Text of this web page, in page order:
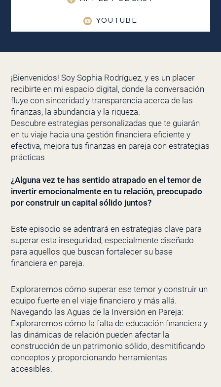
YOUTUBE
¡Bienvenidos! Soy Sophia Rodríguez, y es un placer
recibirte en mi espacio digital, donde la conversación
fluye con sinceridad y transparencia acerca de las
finanzas, la abundancia y la riqueza.
Descubre estrategias personalizadas que te guiarán
en tu viaje hacia una gestión financiera eficiente y
efectiva, mejora tus finanzas en pareja con estrategias
prácticas
¿Alguna vez te has sentido atrapado en el temor de
invertir emocionalmente en tu relación, preocupado
por construir un capital sólido juntos?
Este episodio se adentrará en estrategias clave para
superar esta inseguridad, especialmente diseñado
para aquellos que buscan fortalecer su base
financiera en pareja.
Exploraremos cómo superar ese temor y construir un
equipo fuerte en el viaje financiero y más allá.
Navegando las Aguas de la Inversión en Pareja:
Exploraremos cómo la falta de educación financiera y
las dinámicas de relación pueden afectar la
construcción de un patrimonio sólido, desmitificando
conceptos y proporcionando herramientas
accesibles.